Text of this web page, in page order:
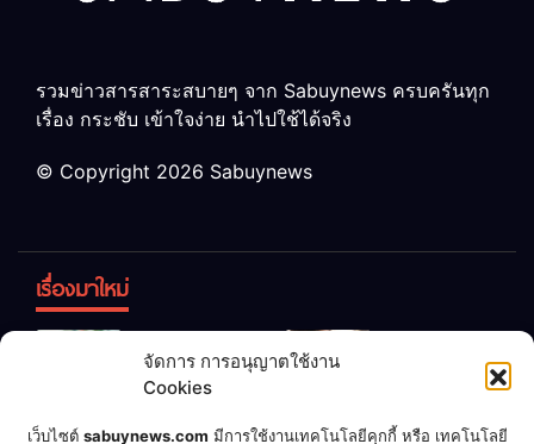
จัดการ การอนุญาตใช้งาน
Cookies
เว็บไซต์ sabuynews.com มีการใช้งานเทคโนโลยีคุกกี้ หรือ เทคโนโลยี
รวมข่าวสารสาระสบายๆ จาก Sabuynews ครบครันทุก
เรื่อง กระชับ เข้าใจง่าย นำไปใช้ได้จริง
© Copyright 2026 Sabuynews
เรื่องมาใหม่
ทิ้ง! เปลี่ยน
เป็น “ปุ๋ย
จุลินทรีย์”
หญิง 12 ขวบ
แต่งงานกับ
เชื่อพ่อแล้ว เจ้าของคาร์